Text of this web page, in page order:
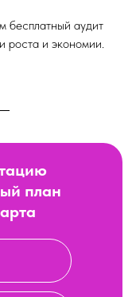
бесплатный аудит
роста и экономии.
план